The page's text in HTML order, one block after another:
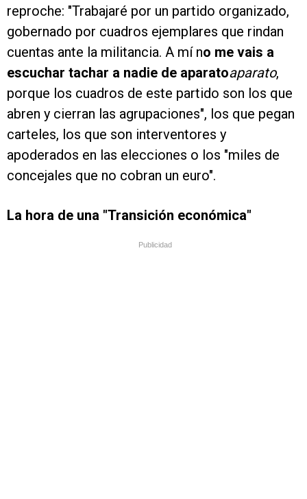
reproche: "Trabajaré por un partido organizado,
gobernado por cuadros ejemplares que rindan
cuentas ante la militancia. A mí no me vais a
escuchar tachar a nadie de aparatoaparato,
porque los cuadros de este partido son los que
abren y cierran las agrupaciones", los que pegan
carteles, los que son interventores y
apoderados en las elecciones o los "miles de
concejales que no cobran un euro".
La hora de una "Transición económica"
Publicidad